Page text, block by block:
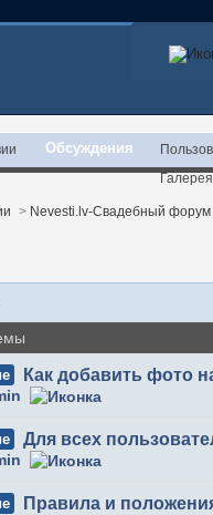
Обсуждения
Галерея
> Nevesti.lv-Свадебный форум
Как добавить фото
Для всех
Правила и